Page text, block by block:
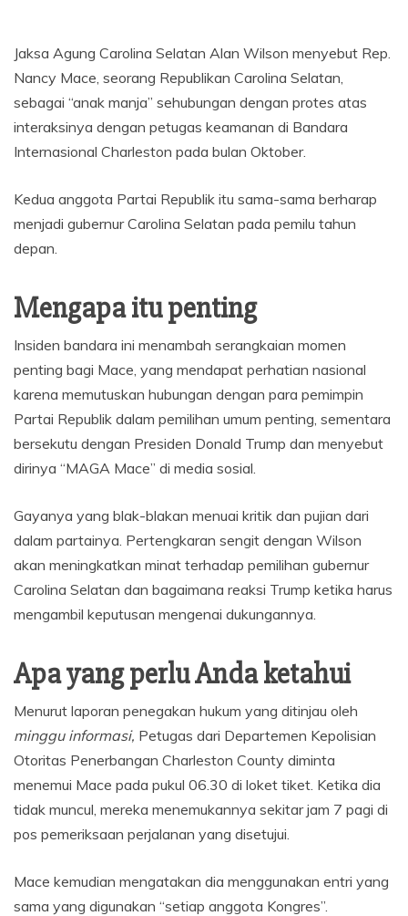
Jaksa Agung Carolina Selatan Alan Wilson menyebut Rep.
Nancy Mace, seorang Republikan Carolina Selatan,
sebagai “anak manja” sehubungan dengan protes atas
interaksinya dengan petugas keamanan di Bandara
Internasional Charleston pada bulan Oktober.
Kedua anggota Partai Republik itu sama-sama berharap
menjadi gubernur Carolina Selatan pada pemilu tahun
depan.
Mengapa itu penting
Insiden bandara ini menambah serangkaian momen
penting bagi Mace, yang mendapat perhatian nasional
karena memutuskan hubungan dengan para pemimpin
Partai Republik dalam pemilihan umum penting, sementara
bersekutu dengan Presiden Donald Trump dan menyebut
dirinya “MAGA Mace” di media sosial.
Gayanya yang blak-blakan menuai kritik dan pujian dari
dalam partainya. Pertengkaran sengit dengan Wilson
akan meningkatkan minat terhadap pemilihan gubernur
Carolina Selatan dan bagaimana reaksi Trump ketika harus
mengambil keputusan mengenai dukungannya.
Apa yang perlu Anda ketahui
Menurut laporan penegakan hukum yang ditinjau oleh
minggu informasi, Petugas dari Departemen Kepolisian
Otoritas Penerbangan Charleston County diminta
menemui Mace pada pukul 06.30 di loket tiket. Ketika dia
tidak muncul, mereka menemukannya sekitar jam 7 pagi di
pos pemeriksaan perjalanan yang disetujui.
Mace kemudian mengatakan dia menggunakan entri yang
sama yang digunakan “setiap anggota Kongres”.